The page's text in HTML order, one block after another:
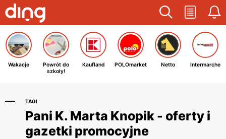
Wakacje
Powrót do
szkoły!
Kaufland POLOmarket Netto Intermarche
TAGI
Pani K. Marta Knopik - oferty i
gazetki promocyjne